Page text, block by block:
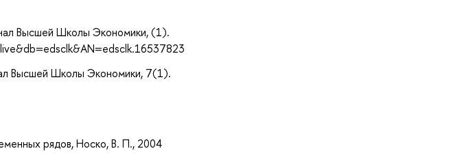
Высшей Школы Экономики, (1).
Высшей Школы Экономики, 7(1).
рядов, Носко, В. П., 2004